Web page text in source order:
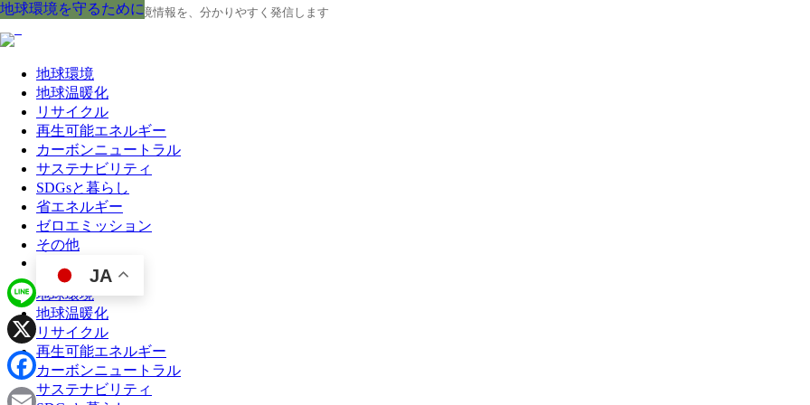
地球の今と未来に役立つ環境情報を、分かりやすく発信します
地球環境
地球温暖化
リサイクル
再生可能エネルギー
カーボンニュートラル
サステナビリティ
SDGsと暮らし
省エネルギー
ゼロエミッション
その他
JA
地球環境
地球温暖化
リサイクル
再生可能エネルギー
カーボンニュートラル
サステナビリティ
地球環境を守るために
地球環境を守るために
地球環境を守るために
地球環境を守るために
地球環境を守るために
地球環境を守るために
地球環境を守るために
地球環境を守るために
地球環境を守るために
Line
X
Facebook